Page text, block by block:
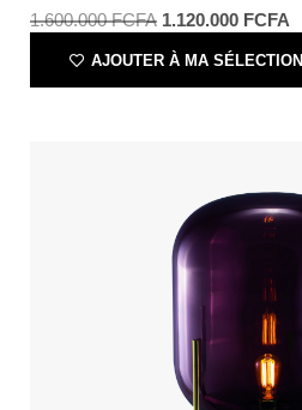
1.600.000FCFA 1.120.000 FCFA
AJOUTER À MA SÉLECTION